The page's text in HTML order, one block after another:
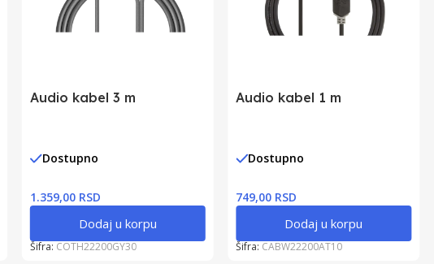
Audio kabel 3 m
Dostupno
1.359,00 RSD
Dodaj u korpu
Šifra: COTH22200GY30
Audio kabel 1 m
Dostupno
749,00 RSD
Dodaj u korpu
Šifra: CABW22200AT10